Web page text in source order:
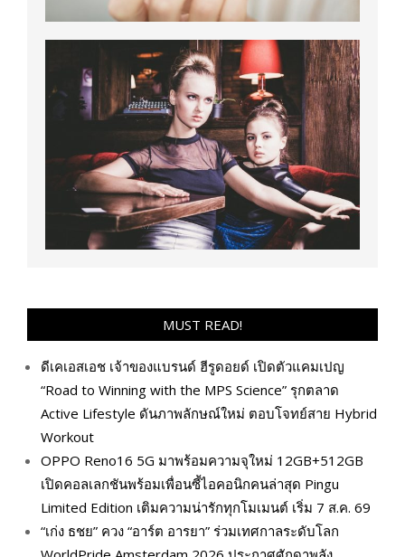
MUST READ!
ดีเคเอสเอช เจ้าของแบรนด์ ฮีรูดอยด์ เปิดตัวแคมเปญ
“Road to Winning with the MPS Science” รุกตลาด
Active Lifestyle ดันภาพลักษณ์ใหม่ ตอบโจทย์สาย Hybrid
Workout
OPPO Reno16 5G มาพร้อมความจุใหม่ 12GB+512GB
เปิดคอลเลกชันพร้อมเพื่อนซี้ไอคอนิกคนล่าสุด Pingu
Limited Edition เติมความน่ารักทุกโมเมนต์ เริ่ม 7 ส.ค. 69
“เก่ง ธชย” ควง “อาร์ต อารยา” ร่วมเทศกาลระดับโลก